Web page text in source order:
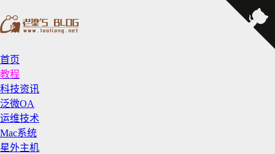
首页
教程
科技资讯
泛微OA
运维技术
Mac系统
星外主机